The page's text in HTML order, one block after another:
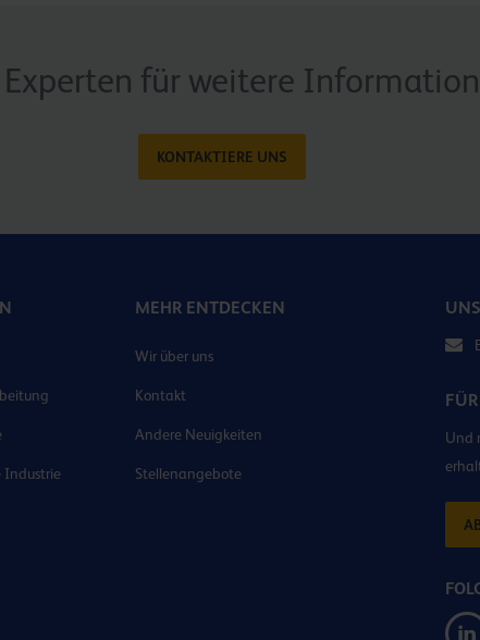
für weitere
KONTAKTIERE UNS
Industrie
MEHR ENTDECKEN
Wir über uns
Kontakt
Andere Neuigkeiten
Stellenangebote
Und